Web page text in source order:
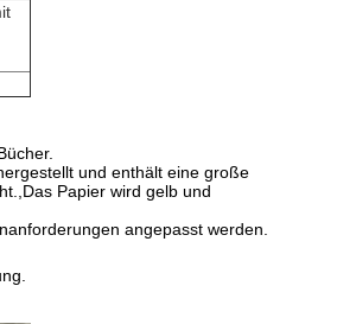
und enthält eine große
Papier wird gelb und
angepasst werden.